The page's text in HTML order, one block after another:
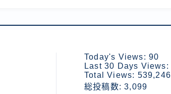
Today's Views: 90
Last 30 Days Views:
Total Views: 539,246
総投稿数:3,099